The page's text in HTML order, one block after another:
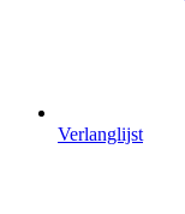
Verlanglijst